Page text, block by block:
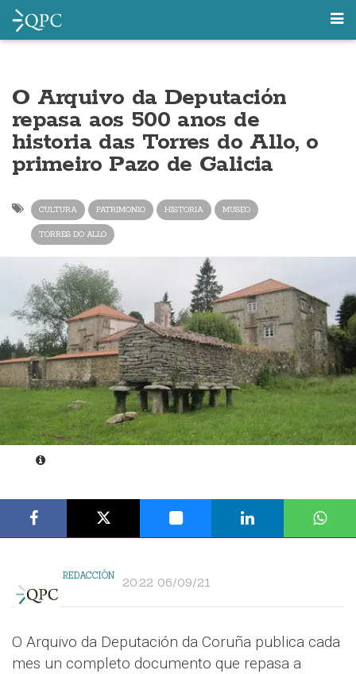
O Arquivo da Deputación
repasa aos 500 anos de
historia das Torres do Allo, o
primeiro Pazo de Galicia
CULTURA PATRIMONIO HISTORIA MUSEO
TORRES DO ALLO
REDACCIÓN 20:22 06/09/21
O Arquivo da Deputación da Coruña publica cada
mes un completo documento que repasa a